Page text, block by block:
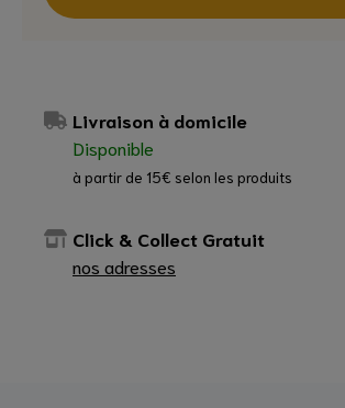
Livraison à domicile
Disponible
à partir de 15€ selon les produits
Click & Collect Gratuit
nos adresses